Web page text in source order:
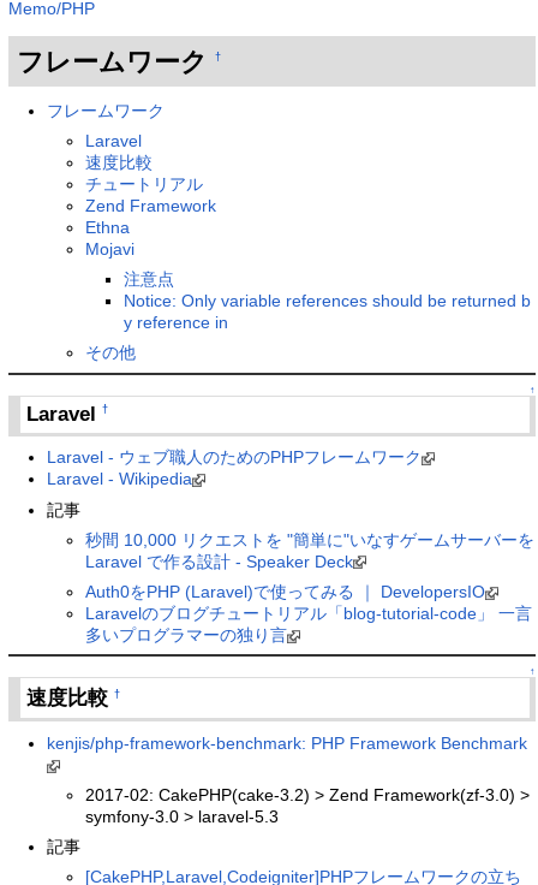
Memo/PHP
フレームワーク †
フレームワーク
Laravel
速度比較
チュートリアル
Zend Framework
Ethna
Mojavi
注意点
Notice: Only variable references should be returned b
y reference in
その他
↑
Laravel†
Laravel - ウェブ職人のためのPHPフレームワーク
Laravel - Wikipedia
記事
秒間 10,000 リクエストを "簡単に"いなすゲームサーバーを
Laravel で作る設計 - Speaker Deck
Auth0をPHP (Laravel)で使ってみる ｜ DevelopersIO
Laravelのブログチュートリアル「blog-tutorial-code」 一言
多いプログラマーの独り言
↑
速度比較†
kenjis/php-framework-benchmark: PHP Framework Benchmark
2017-02: CakePHP(cake-3.2) > Zend Framework(zf-3.0) >
symfony-3.0 > laravel-5.3
記事
[CakePHP,Laravel,Codeigniter]PHPフレームワークの立ち